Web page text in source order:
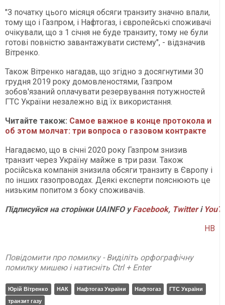
"З початку цього місяця обсяги транзиту значно впали,
тому що і Газпром, і Нафтогаз, і європейські споживачі
очікували, що з 1 січня не буде транзиту, тому не були
готові повністю завантажувати систему", - відзначив
Вітренко.
Також Вітренко нагадав, що згідно з досягнутими 30
грудня 2019 року домовленостями, Газпром
зобов'язаний оплачувати резервування потужностей
ГТС України незалежно від їх використання.
Читайте також: Самое важное в конце протокола и
об этом молчат: три вопроса о газовом контракте
Нагадаємо, що в січні 2020 року Газпром знизив
транзит через Україну майже в три рази. Також
російська компанія знизила обсяги транзиту в Європу і
по інших газопроводах. Деякі експерти пояснюють це
низьким попитом з боку споживачів.
Підписуйся на сторінки UAINFO уFacebook, Twitterі
НВ
Повідомити про помилку - Виділіть орфографічну
помилку мишею і натисніть Ctrl + Enter
Юрій Вітренко НАК Нафтогаз України Нафтогаз
ГТС України
транзит газу